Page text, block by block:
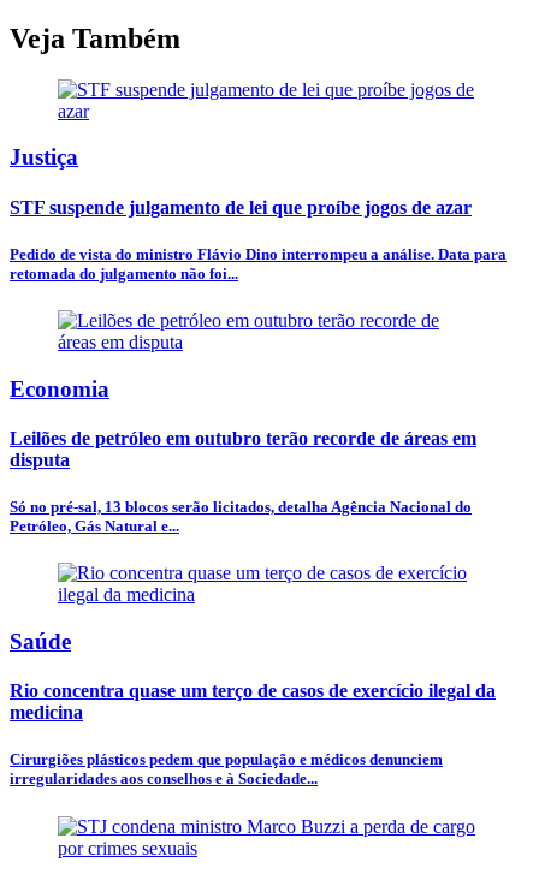
Veja Também
Justiça
STF suspende julgamento de lei que proíbe jogos de azar
Pedido de vista do ministro Flávio Dino interrompeu a análise. Data para
retomada do julgamento não foi...
Economia
Leilões de petróleo em outubro terão recorde de áreas em
disputa
Só no pré-sal, 13 blocos serão licitados, detalha Agência Nacional do
Petróleo, Gás Natural e...
Saúde
Rio concentra quase um terço de casos de exercício ilegal da
medicina
Cirurgiões plásticos pedem que população e médicos denunciem
irregularidades aos conselhos e à Sociedade...